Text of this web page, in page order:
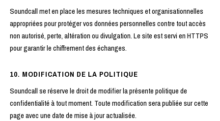
Soundcall met en place les mesures techniques et organisationnelles
appropriées pour protéger vos données personnelles contre tout accès
non autorisé, perte, altération ou divulgation. Le site est servi en HTTPS
pour garantir le chiffrement des échanges.
10. MODIFICATION DE LA POLITIQUE
Soundcall se réserve le droit de modifier la présente politique de
confidentialité à tout moment. Toute modification sera publiée sur cette
page avec une date de mise à jour actualisée.